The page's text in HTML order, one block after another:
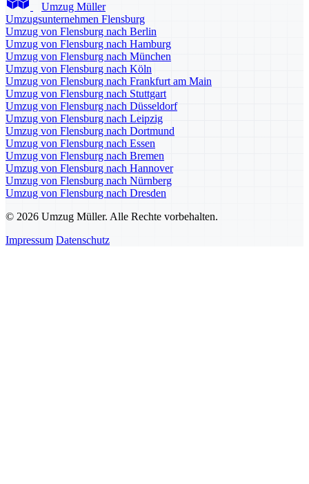
Umzug Müller
Umzugsunternehmen Flensburg
Umzug von Flensburg nach Berlin
Umzug von Flensburg nach Hamburg
Umzug von Flensburg nach München
Umzug von Flensburg nach Köln
Umzug von Flensburg nach Frankfurt am Main
Umzug von Flensburg nach Stuttgart
Umzug von Flensburg nach Düsseldorf
Umzug von Flensburg nach Leipzig
Umzug von Flensburg nach Dortmund
Umzug von Flensburg nach Essen
Umzug von Flensburg nach Bremen
Umzug von Flensburg nach Hannover
Umzug von Flensburg nach Nürnberg
Umzug von Flensburg nach Dresden
© 2026 Umzug Müller. Alle Rechte vorbehalten.
Impressum Datenschutz